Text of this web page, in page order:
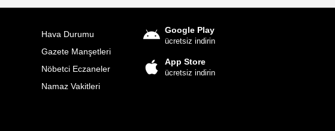
Hava Durumu
Gazete Manşetleri
Nöbetci Eczaneler
Namaz Vakitleri
Google Play
ücretsiz indirin
App Store
ücretsiz indirin